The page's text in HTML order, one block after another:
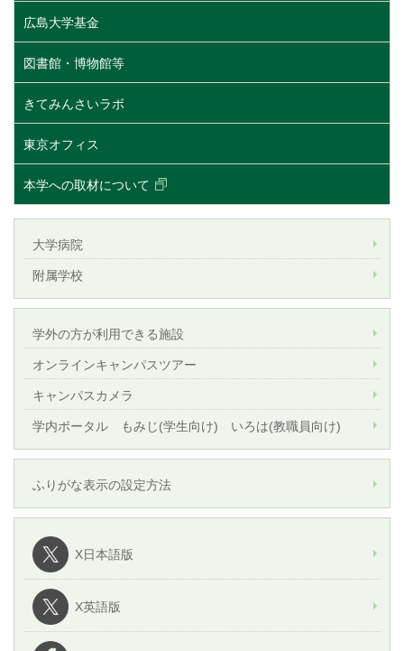
広島大学基金
図書館・博物館等
きてみんさいラボ
東京オフィス
本学への取材について
大学病院
附属学校
学外の方が利用できる施設
オンラインキャンパスツアー
キャンパスカメラ
学内ポータル もみじ(学生向け) いろは(教職員向け)
ふりがな表示の設定方法
X日本語版
X英語版